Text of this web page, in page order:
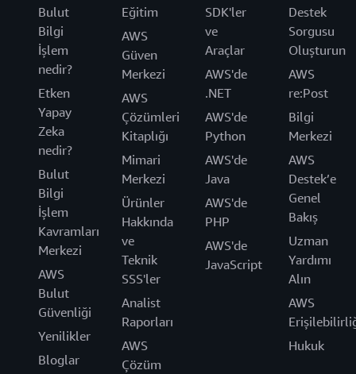
Bulut
Bilgi
İşlem
nedir?
Etken
Yapay
Zeka
nedir?
Bulut
Bilgi
İşlem
Kavramları
Merkezi
AWS
Bulut
Güvenliği
Yenilikler
Bloglar
Eğitim
AWS
Güven
Merkezi
AWS
Çözümleri
Kitaplığı
Mimari
Merkezi
Ürünler
Hakkında
ve
Teknik
SSS'ler
Analist
Raporları
AWS
Çözüm
SDK'ler
ve
Araçlar
AWS'de
.NET
AWS'de
Python
AWS'de
Java
AWS'de
PHP
AWS'de
JavaScript
Destek
Sorgusu
Oluşturun
AWS
re:Post
Bilgi
Merkezi
AWS
Destek’e
Genel
Bakış
Uzman
Yardımı
Alın
AWS
Hukuk